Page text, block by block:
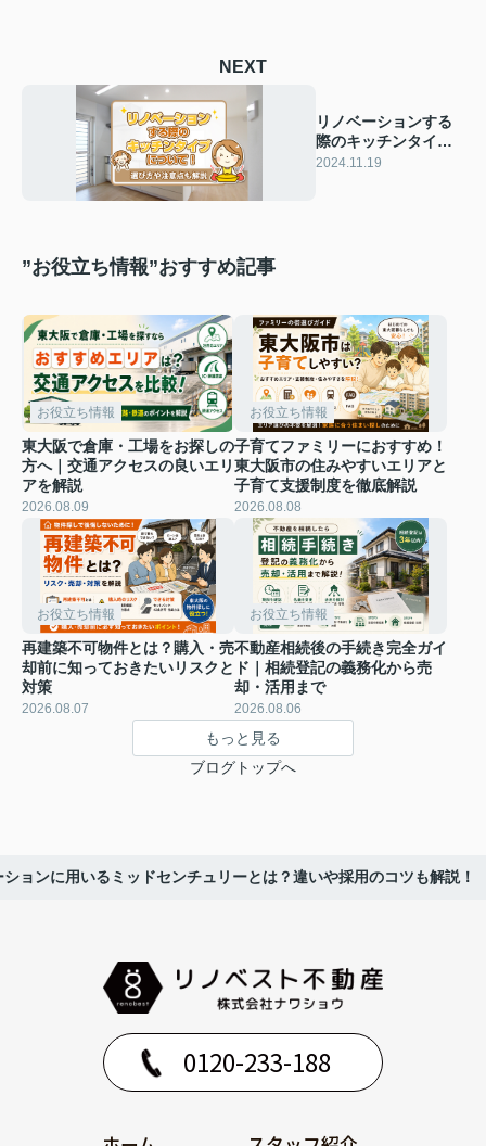
NEXT
リノベーションする
際のキッチンタイプ
について！選び方や
2024.11.19
”お役立ち情報”おすすめ記事
お役立ち情報
東大阪で倉庫・工場をお探しの
方へ｜交通アクセスの良いエリ
アを解説
2026.08.09
お役立ち情報
子育てファミリーにおすすめ！
東大阪市の住みやすいエリアと
子育て支援制度を徹底解説
2026.08.08
お役立ち情報
再建築不可物件とは？購入・売
却前に知っておきたいリスクと
対策
2026.08.07
お役立ち情報
不動産相続後の手続き完全ガイ
ド｜相続登記の義務化から売
却・活用まで
2026.08.06
もっと見る
ブログトップへ
ョンに用いるミッドセンチュリーとは？違いや採用のコツも解説！
0120-233-188